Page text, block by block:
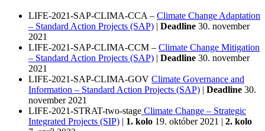
LIFE-2021-SAP-CLIMA-CCA – Climate Change Adaptation
– Standard Action Projects (SAP) | Deadline 30. november
2021
LIFE-2021-SAP-CLIMA-CCM – Climate Change Mitigation
– Standard Action Projects (SAP) | Deadline 30. november
2021
LIFE-2021-SAP-CLIMA-GOV Climate Governance and
Information – Standard Action Projects (SAP) | Deadline 30.
november 2021
LIFE-2021-STRAT-two-stage Climate Change – Strategic
Integrated Projects (SIP) | 1. kolo 19. október 2021 | 2. kolo